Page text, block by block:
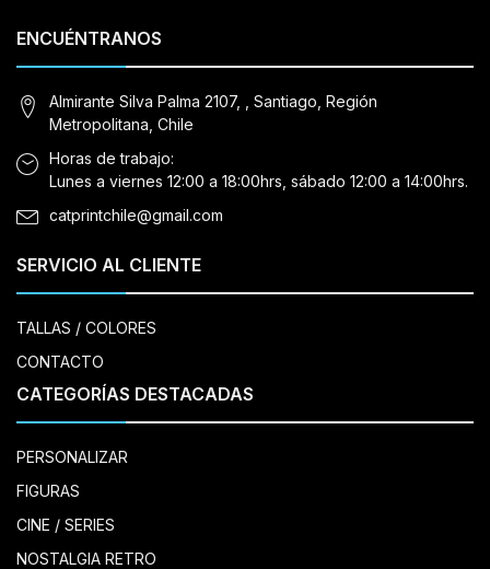
ENCUÉNTRANOS
Almirante Silva Palma 2107, , Santiago, Región
Metropolitana, Chile
Horas de trabajo:
Lunes a viernes 12:00 a 18:00hrs, sábado 12:00 a 14:00hrs.
catprintchile@gmail.com
SERVICIO AL CLIENTE
TALLAS / COLORES
CONTACTO
CATEGORÍAS DESTACADAS
PERSONALIZAR
FIGURAS
CINE / SERIES
NOSTALGIA RETRO